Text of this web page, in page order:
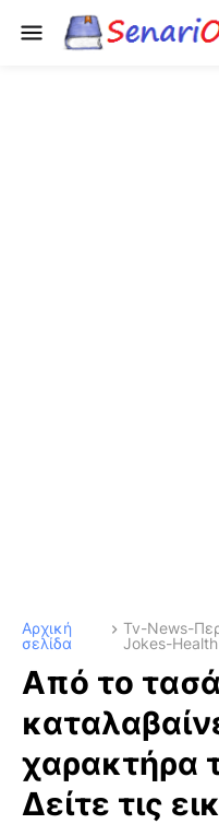
Αρχική
σελίδα
Tv-News-
Jokes-Health
Από το
χαρακτήρα
Δείτε τις